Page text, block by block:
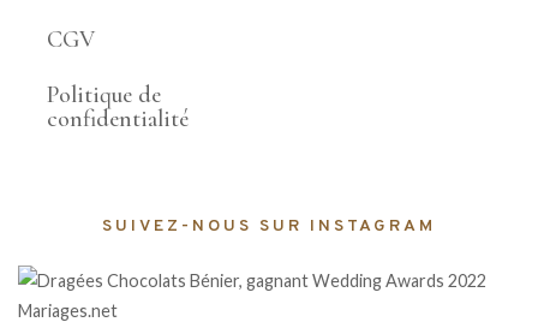
CGV
Politique de
confidentialité
SUIVEZ-NOUS SUR INSTAGRAM